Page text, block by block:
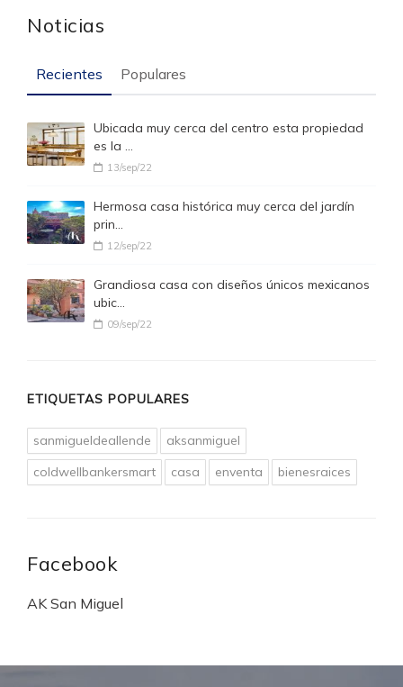
Noticias
Recientes Populares
Ubicada muy cerca del centro esta propiedad
es la …
13/sep/22
Hermosa casa histórica muy cerca del jardín
prin…
12/sep/22
Grandiosa casa con diseños únicos mexicanos
ubic…
09/sep/22
ETIQUETAS POPULARES
sanmigueldeallende
aksanmiguel
coldwellbankersmart
casa enventa bienesraices
Facebook
AK San Miguel